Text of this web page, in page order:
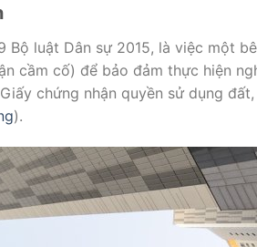
luật Dân sự 2015, là việc một
cầm cố) để bảo đảm thực hiện
chứng nhận quyền sử dụng
).